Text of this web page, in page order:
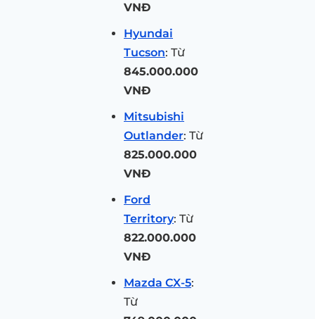
VNĐ
Hyundai
Tucson: Từ
845.000.000
VNĐ
Mitsubishi
Outlander: Từ
825.000.000
VNĐ
Ford
Territory: Từ
822.000.000
VNĐ
Mazda CX-5:
Từ